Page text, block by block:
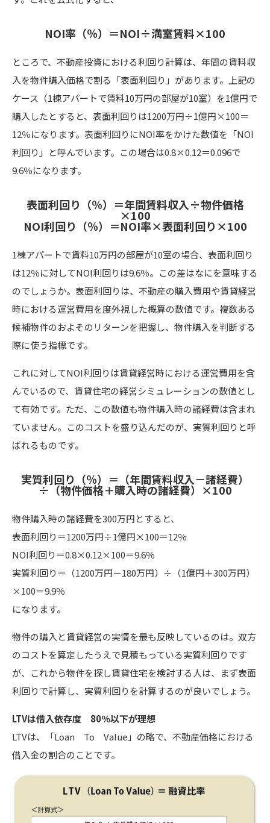
NOI率（％）＝NOI÷満室賃料×100
ところで、不動産投資における利回り計算は、年間の賃料収
入を物件購入価格で割る「表面利回り」があります。上記の
ケース（1棟アパートで賃料10万円の部屋が10室）を1億円で
購入したとすると、表面利回りは1200万円÷1億円×100＝
12％になります。表面利回りにNOI率をかけた数値を「NOI
利回り」と呼んでいます。この場合は0.8×0.12＝0.096で
9.6％になります。
表面利回り（％）＝年間賃料収入÷物件価格
×100
NOI利回り（％）＝NOI率×表面利回り×100
1棟アパートで賃料10万円の部屋が10室の場合、表面利回り
は12％に対してNOI利回りは9.6％。この差はなにを意味する
のでしょうか。表面利回りは、不動産の購入費用や賃貸経営
時における運営費用を度外視した概算の数値です。複数ある
候補物件のおよそのリターンを把握し、物件購入を判断する
際に使う指標です。
これに対してNOI利回りは賃貸経営時における運営費用を含
んでいるので、賃貸住宅の経営シミュレーションの数値とし
て有効です。ただ、この数値も物件購入時の諸経費は含まれ
ていません。このコストを盛り込んだのが、実質利回りと呼
ばれるものです。
実質利回り（％）＝（年間賃料収入－諸経費）
÷（物件価格＋購入時の諸経費）×100
物件購入時の諸経費を300万円とすると、
表面利回り＝1200万円÷1億円×100＝12％
NOI利回り＝0.8×0.12×100＝9.6％
実質利回り＝（1200万円－180万円）÷（1億円＋300万円）
×100＝9.9％
になります。
物件の購入と賃貸経営の実情を最も反映しているのは。双方
のコストを算定したうえで見積もっている実質利回りです
が、これから物件を探し賃貸住宅を検討する人は、まず表面
利回りで計算し、実質利回りを計算するのが良いでしょう。
LTVは借入依存度 80％以下が理想
LTVは、「Loan To Value」の略で、不動産価格における
借入金の割合のことです。